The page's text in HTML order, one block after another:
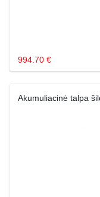
994.70 €
Akumuliacinė talpa